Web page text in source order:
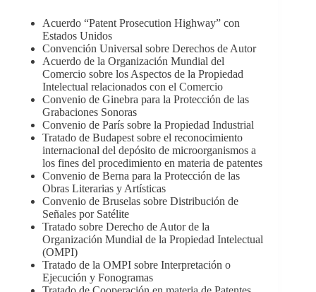
Acuerdo “Patent Prosecution Highway” con
Estados Unidos
Convención Universal sobre Derechos de Autor
Acuerdo de la Organización Mundial del
Comercio sobre los Aspectos de la Propiedad
Intelectual relacionados con el Comercio
Convenio de Ginebra para la Protección de las
Grabaciones Sonoras
Convenio de París sobre la Propiedad Industrial
Tratado de Budapest sobre el reconocimiento
internacional del depósito de microorganismos a
los fines del procedimiento en materia de patentes
Convenio de Berna para la Protección de las
Obras Literarias y Artísticas
Convenio de Bruselas sobre Distribución de
Señales por Satélite
Tratado sobre Derecho de Autor de la
Organización Mundial de la Propiedad Intelectual
(OMPI)
Tratado de la OMPI sobre Interpretación o
Ejecución y Fonogramas